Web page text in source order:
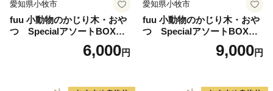
愛知県小牧市
fuu 小動物のかじり木・おや
つ SpecialアソートBOX（1
6,000円
愛知県小牧市
fuu 小動物のかじり木・おや
つ SpecialアソートBOX（2
9,000円